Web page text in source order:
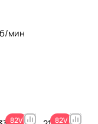
мин
82V 82V